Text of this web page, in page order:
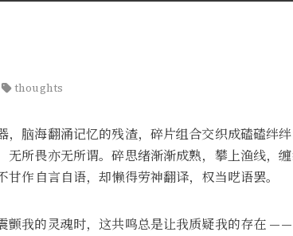
thoughts
，脑海翻涌记忆的残渣，碎片组合交织成磕磕绊
无所畏亦无所谓。碎思绪渐渐成熟，攀上渔线，
作自言自语，却懒得劳神翻译，权当呓语罢。
颤我的灵魂时，这共鸣总是让我质疑我的存在